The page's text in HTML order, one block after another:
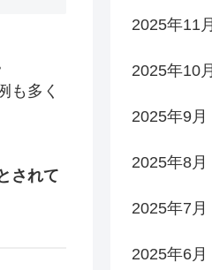
も多く
されて
2025年11月
2025年10月
2025年9月
2025年8月
2025年7月
2025年6月